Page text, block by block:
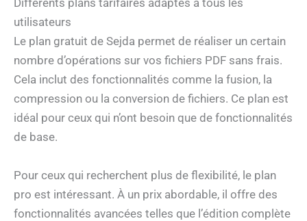
Différents plans tarifaires adaptés à tous les
utilisateurs
Le plan gratuit de Sejda permet de réaliser un certain
nombre d’opérations sur vos fichiers PDF sans frais.
Cela inclut des fonctionnalités comme la fusion, la
compression ou la conversion de fichiers. Ce plan est
idéal pour ceux qui n’ont besoin que de fonctionnalités
de base.
Pour ceux qui recherchent plus de flexibilité, le plan
pro est intéressant. À un prix abordable, il offre des
fonctionnalités avancées telles que l’édition complète